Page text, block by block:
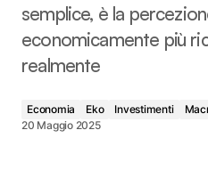
semplice, è la
economicamente più
realmente
Economia Eko Investimenti
20 Maggio 2025